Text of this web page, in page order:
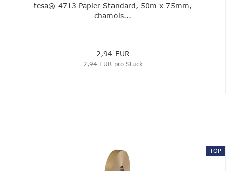
tesa® 4713 Papier Standard, 50m x 75mm,
chamois...
2,94 EUR
2,94 EUR pro Stück
TOP